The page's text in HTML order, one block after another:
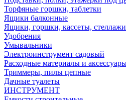
Торфяные горшки, таблетки
Ящики балконные
Ящики, горшки, кассеты,
Удобрения
Умывальники
Электроинструмент садовый
Расходные материалы и
Триммеры, пилы цепные
Дачные туалеты
ИНСТРУМЕНТ